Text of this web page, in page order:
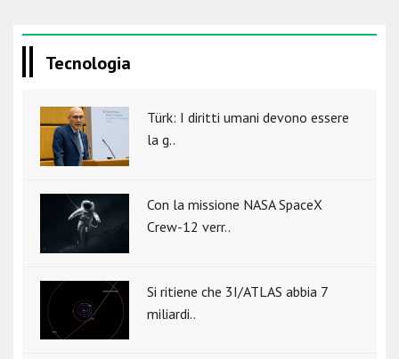
Tecnologia
Türk: I diritti umani devono essere
la g..
Con la missione NASA SpaceX
Crew-12 verr..
Si ritiene che 3I/ATLAS abbia 7
miliardi..